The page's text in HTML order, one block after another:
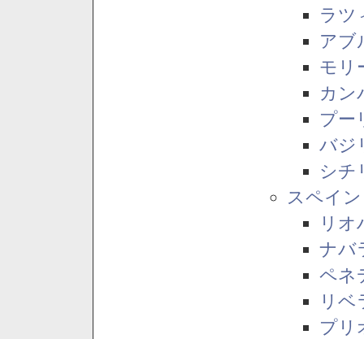
ラツ
アブ
モリ
カン
プー
バジ
シチ
スペイン
リオ
ナバ
ペネ
リベ
プリ